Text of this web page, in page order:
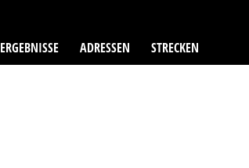
ERGEBNISSE ADRESSEN STRECKEN